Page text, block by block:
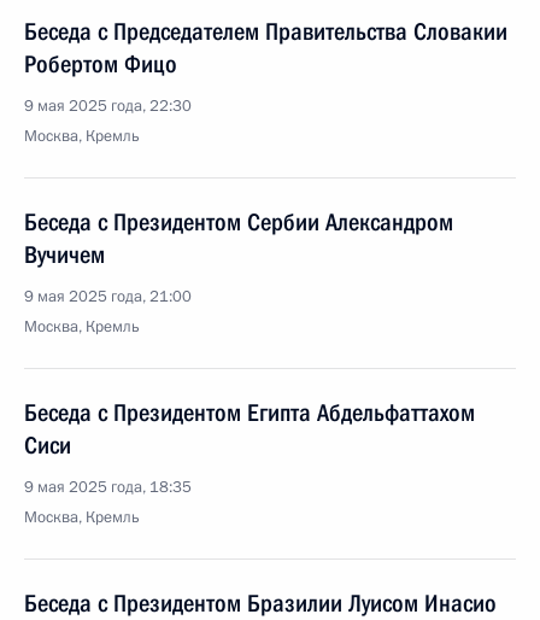
Беседа с Председателем Правительства Словакии
Робертом Фицо
9 мая 2025 года, 22:30
Москва, Кремль
Беседа с Президентом Сербии Александром
Вучичем
9 мая 2025 года, 21:00
Москва, Кремль
Беседа с Президентом Египта Абдельфаттахом
Сиси
9 мая 2025 года, 18:35
Москва, Кремль
Беседа с Президентом Бразилии Луисом Инасио